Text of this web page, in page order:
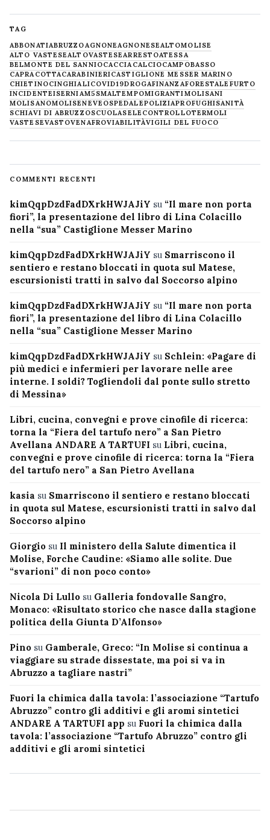
TAG
ABBONATIABRUZZOAGNONEAGNONESEALTOMOLISE
ALTO VASTESEALTOVASTESEARRESTOATESSA
BELMONTE DEL SANNIOCACCIACALCIOCAMPOBASSO
CAPRACOTTACARABINIERICASTIGLIONE MESSER MARINO
CHIETINOCINGHIALICOVID19DROGAFINANZAFORESTALE FURTO
INCIDENTEISERNIAM5SMALTEMPOMIGRANTIMOLISANI
MOLISANOMOLISENEVE OSPEDALEPOLIZIAPROFUGHISANITÀ
SCHIAVI DI ABRUZZOSCUOLASELECONTROLLOTERMOLI
VASTESEVASTOVENAFROVIABILITÀVIGILI DEL FUOCO
COMMENTI RECENTI
kimQqpDzdFadDXrkHWJAJiY su “Il mare non porta
fiori”, la presentazione del libro di Lina Colacillo
nella “sua” Castiglione Messer Marino
kimQqpDzdFadDXrkHWJAJiY su Smarriscono il
sentiero e restano bloccati in quota sul Matese,
escursionisti tratti in salvo dal Soccorso alpino
kimQqpDzdFadDXrkHWJAJiY su “Il mare non porta
fiori”, la presentazione del libro di Lina Colacillo
nella “sua” Castiglione Messer Marino
kimQqpDzdFadDXrkHWJAJiY su Schlein: «Pagare di
più medici e infermieri per lavorare nelle aree
interne. I soldi? Togliendoli dal ponte sullo stretto
di Messina»
Libri, cucina, convegni e prove cinofile di ricerca:
torna la “Fiera del tartufo nero” a San Pietro
Avellana ANDARE A TARTUFI su Libri, cucina,
convegni e prove cinofile di ricerca: torna la “Fiera
del tartufo nero” a San Pietro Avellana
kasia su Smarriscono il sentiero e restano bloccati
in quota sul Matese, escursionisti tratti in salvo dal
Soccorso alpino
Giorgio su Il ministero della Salute dimentica il
Molise, Forche Caudine: «Siamo alle solite. Due
“svarioni” di non poco conto»
Nicola Di Lullo su Galleria fondovalle Sangro,
Monaco: «Risultato storico che nasce dalla stagione
politica della Giunta D’Alfonso»
Pino su Gamberale, Greco: “In Molise si continua a
viaggiare su strade dissestate, ma poi si va in
Abruzzo a tagliare nastri”
Fuori la chimica dalla tavola: l’associazione “Tartufo
Abruzzo” contro gli additivi e gli aromi sintetici
ANDARE A TARTUFI app su Fuori la chimica dalla
tavola: l’associazione “Tartufo Abruzzo” contro gli
additivi e gli aromi sintetici